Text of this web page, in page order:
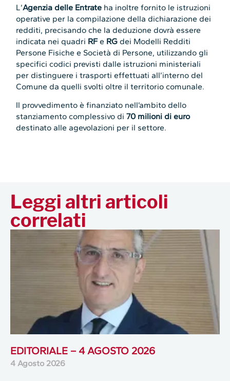
L’Agenzia delle Entrate ha inoltre fornito le istruzioni
operative per la compilazione della dichiarazione dei
redditi, precisando che la deduzione dovrà essere
indicata nei quadri RFe RG dei Modelli Redditi
Persone Fisiche e Società di Persone, utilizzando gli
specifici codici previsti dalle istruzioni ministeriali
per distinguere i trasporti effettuati all’interno del
Comune da quelli svolti oltre il territorio comunale.
Il provvedimento è finanziato nell’ambito dello
stanziamento complessivo di70 milioni di euro
destinato alle agevolazioni per il settore.
Leggi altri articoli
correlati
EDITORIALE – 4 AGOSTO 2026
4 Agosto 2026